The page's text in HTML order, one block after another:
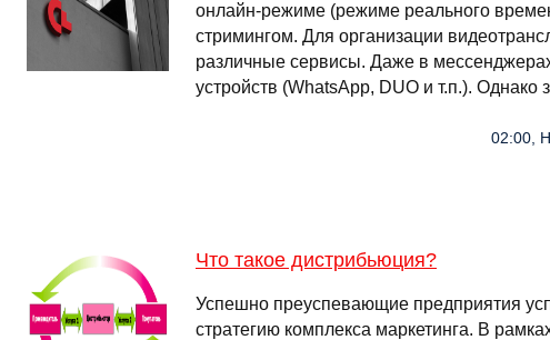
онлайн-режиме (режиме реального
стримингом. Для организации
различные сервисы. Даже в
устройств (WhatsApp, DUO и т.п.).
02:00,
Что такое дистрибьюция?
Успешно преуспевающие предприятия
стратегию комплекса маркетинга. В